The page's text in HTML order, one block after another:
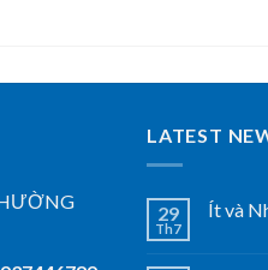
LATEST
29
Th7
Ít và